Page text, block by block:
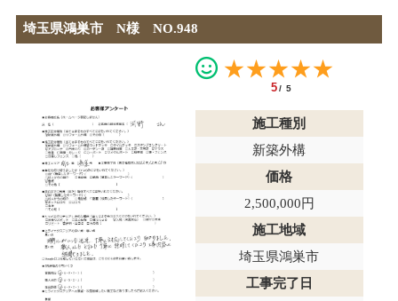
埼玉県鴻巣市 N様 NO.948
★★★★★
5/5
施工種別
新築外構
価格
2,500,000円
施工地域
埼玉県鴻巣市
工事完了日